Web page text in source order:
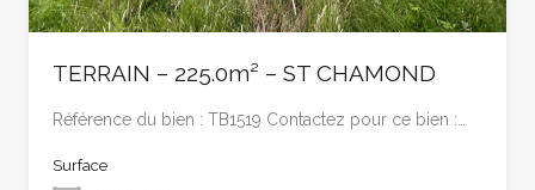
TERRAIN – 225.0m² – ST CHAMOND
Référence du bien : TB1519 Contactez pour ce bien :…
Surface